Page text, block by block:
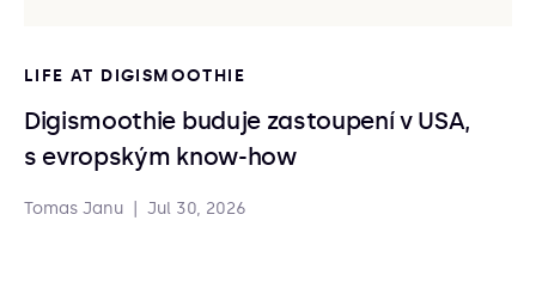
LIFE AT DIGISMOOTHIE
Digismoothie buduje zastoupení v USA,
s evropským know-how
Tomas Janu Jul 30, 2026